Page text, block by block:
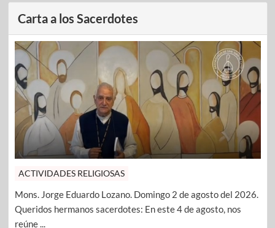
Carta a los Sacerdotes
ACTIVIDADES RELIGIOSAS
Mons. Jorge Eduardo Lozano. Domingo 2 de agosto del 2026.
Queridos hermanos sacerdotes: En este 4 de agosto, nos
reúne ...